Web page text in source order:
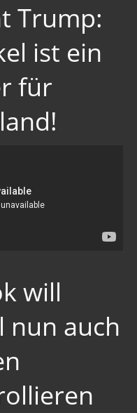
Trump:
ist ein
für
will
nun auch